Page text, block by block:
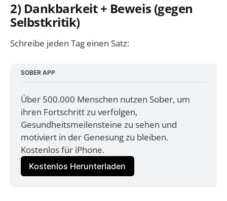
2) Dankbarkeit + Beweis (gegen
Selbstkritik)
Schreibe jeden Tag einen Satz:
SOBER APP
Über 500.000 Menschen nutzen Sober, um
ihren Fortschritt zu verfolgen,
Gesundheitsmeilensteine zu sehen und
motiviert in der Genesung zu bleiben.
Kostenlos für iPhone.
Kostenlos Herunterladen